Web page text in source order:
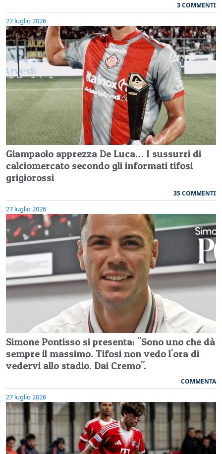
3 COMMENTI
27 luglio 2026
Giampaolo apprezza De Luca… I sussurri di
calciomercato secondo gli informati tifosi
grigiorossi
35 COMMENTI
27 luglio 2026
Simone Pontisso si presenta: "Sono uno che dà
sempre il massimo. Tifosi non vedo l'ora di
vedervi allo stadio. Dai Cremo".
COMMENTA
27 luglio 2026